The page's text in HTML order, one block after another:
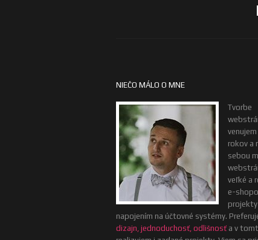
NIEČO MÁLO O MNE
Tvorbe
rokov a
sebou
veľké a
e-
projekty
napojením na účtovné systémy.
dizajn, jednoduchosť, odlišnosť a v